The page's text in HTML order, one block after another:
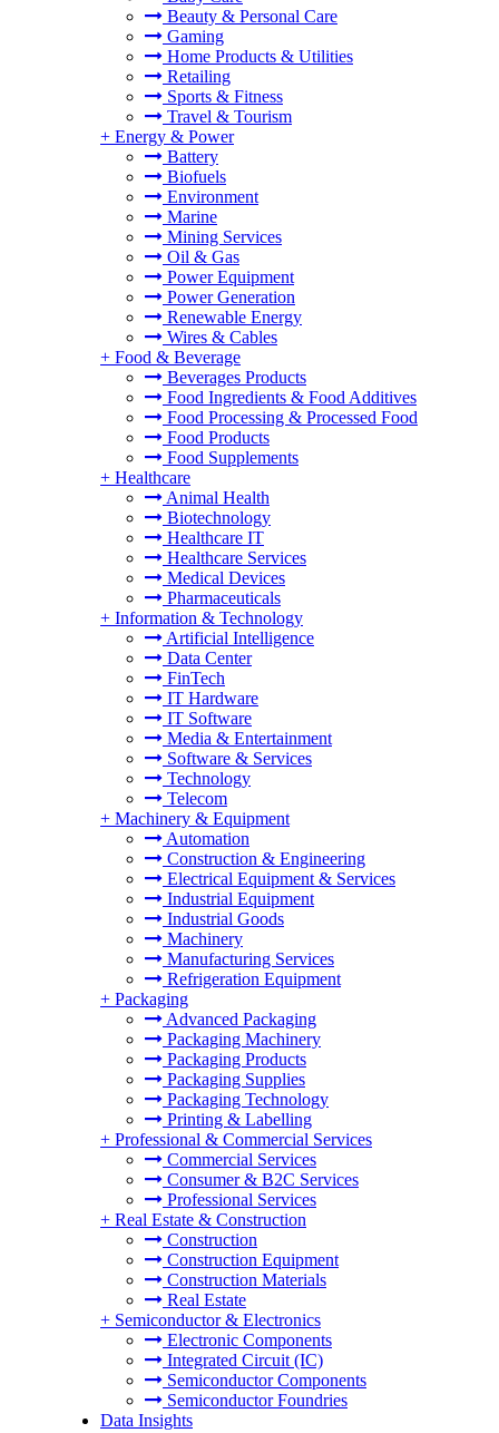
Beauty & Personal Care
Gaming
Home Products & Utilities
Retailing
Sports & Fitness
Travel & Tourism
+ Energy & Power
Battery
Biofuels
Environment
Marine
Mining Services
Oil & Gas
Power Equipment
Power Generation
Renewable Energy
Wires & Cables
+ Food & Beverage
Beverages Products
Food Ingredients & Food Additives
Food Processing & Processed Food
Food Products
Food Supplements
+ Healthcare
Animal Health
Biotechnology
Healthcare IT
Healthcare Services
Medical Devices
Pharmaceuticals
+ Information & Technology
Artificial Intelligence
Data Center
FinTech
IT Hardware
IT Software
Media & Entertainment
Software & Services
Technology
Telecom
+ Machinery & Equipment
Automation
Construction & Engineering
Electrical Equipment & Services
Industrial Equipment
Industrial Goods
Machinery
Manufacturing Services
Refrigeration Equipment
+ Packaging
Advanced Packaging
Packaging Machinery
Packaging Products
Packaging Supplies
Packaging Technology
Printing & Labelling
+ Professional & Commercial Services
Commercial Services
Consumer & B2C Services
Professional Services
+ Real Estate & Construction
Construction
Construction Equipment
Construction Materials
Real Estate
+ Semiconductor & Electronics
Electronic Components
Integrated Circuit (IC)
Semiconductor Components
Semiconductor Foundries
Data Insights